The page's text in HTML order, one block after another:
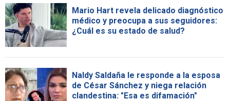
Mario Hart revela delicado diagnóstico
médico y preocupa a sus seguidores:
¿Cuál es su estado de salud?
Naldy Saldaña le responde a la esposa
de César Sánchez y niega relación
clandestina: "Esa es difamación"